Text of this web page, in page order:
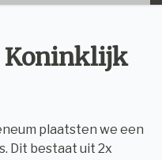
Koninklijk
plaatsten we een
Dit bestaat uit 2x